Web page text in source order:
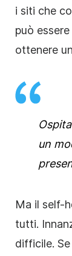
i siti che
può
ottenere
un
Ma il self-
tutti.
difficile.